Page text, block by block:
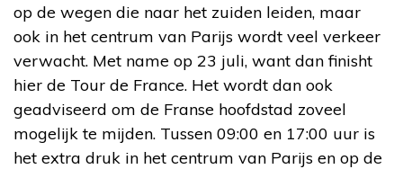
op de wegen die naar het zuiden leiden, maar
ook in het centrum van Parijs wordt veel verkeer
verwacht. Met name op 23 juli, want dan finisht
hier de Tour de France. Het wordt dan ook
geadviseerd om de Franse hoofdstad zoveel
mogelijk te mijden. Tussen 09:00 en 17:00 uur is
het extra druk in het centrum van Parijs en op de